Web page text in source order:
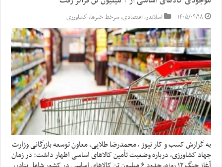
۱۴۰۵/۰۴/۱۸ اسلایدر,اقتصادی,سرخط خبرها, کشاورزی
به گزارش کسب و کار نیوز ، محمدرضا طلایی، معاون توسعه بازرگانی وزارت
جهاد کشاورزی، درباره وضعیت تأمین کالاهای اساسی اظهار داشت: در زمان